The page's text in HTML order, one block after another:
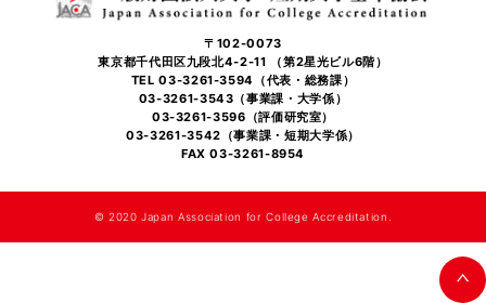
〒102-0073
東京都千代田区九段北4-2-11 （第2星光ビル6階）
TEL 03-3261-3594（代表・総務課）
03-3261-3543（事業課・大学係）
03-3261-3596（評価研究室）
03-3261-3542（事業課・短期大学係）
FAX 03-3261-8954
©️ 2020 Japan Association for College Accreditation.